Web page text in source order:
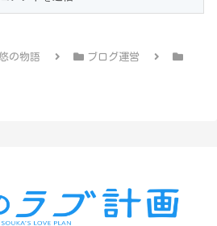
の物語
ブログ運営